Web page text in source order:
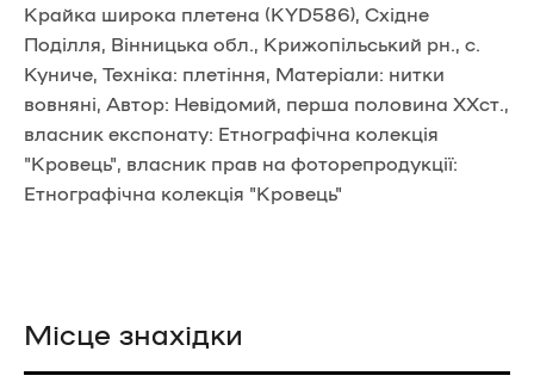
Крайка широка плетена (KYD586), Східне
Поділля, Вінницька обл., Крижопільський рн., с.
Куниче, Техніка: плетіння, Матеріали: нитки
вовняні, Автор: Невідомий, перша половина ХХст.,
власник експонату: Етнографічна колекція
"Кровець", власник прав на фоторепродукції:
Етнографічна колекція "Кровець"
Місце знахідки